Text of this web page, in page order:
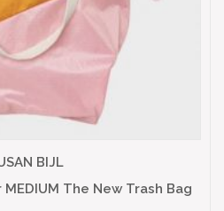
BIJL
The New Trash Bag